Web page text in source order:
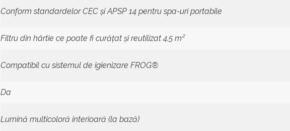
Conform standardelor CEC și APSP 14 pentru spa-uri portabile
Filtru din hârtie ce poate fi curățat și reutilizat 4.5 m²
Compatibil cu sistemul de igienizare FROG®
Da
Lumină multicoloră interioară (la bază)